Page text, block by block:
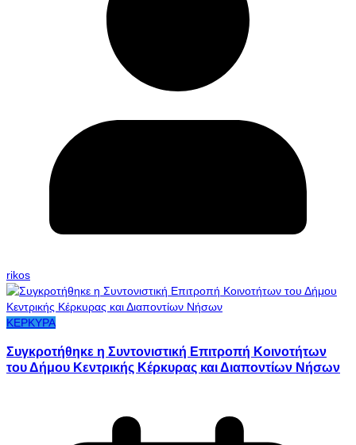
rikos
ΚΕΡΚΥΡΑ
Συγκροτήθηκε η Συντονιστική Επιτροπή Κοινοτήτων
του Δήμου Κεντρικής Κέρκυρας και Διαποντίων Νήσων